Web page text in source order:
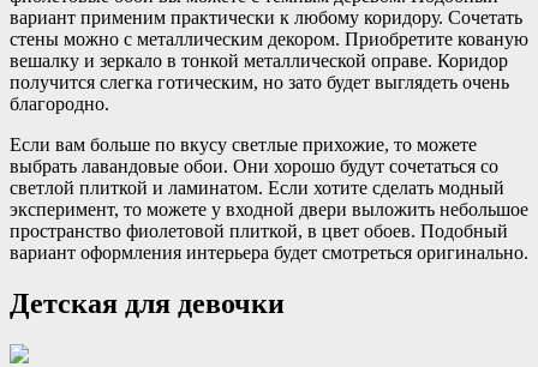
вариант применим практически к любому коридору. Сочетать
стены можно с металлическим декором. Приобретите кованую
вешалку и зеркало в тонкой металлической оправе. Коридор
получится слегка готическим, но зато будет выглядеть очень
благородно.
Если вам больше по вкусу светлые прихожие, то можете
выбрать лавандовые обои. Они хорошо будут сочетаться со
светлой плиткой и ламинатом. Если хотите сделать модный
эксперимент, то можете у входной двери выложить небольшое
пространство фиолетовой плиткой, в цвет обоев. Подобный
вариант оформления интерьера будет смотреться оригинально.
Детская для девочки